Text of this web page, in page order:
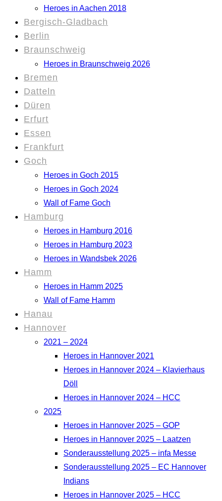
Heroes in Aachen 2018
Bergisch-Gladbach
Berlin
Braunschweig
Heroes in Braunschweig 2026
Bremen
Datteln
Düren
Erfurt
Essen
Frankfurt
Goch
Heroes in Goch 2015
Heroes in Goch 2024
Wall of Fame Goch
Hamburg
Heroes in Hamburg 2016
Heroes in Hamburg 2023
Heroes in Wandsbek 2026
Hamm
Heroes in Hamm 2025
Wall of Fame Hamm
Hanau
Hannover
2021 – 2024
Heroes in Hannover 2021
Heroes in Hannover 2024 – Klavierhaus
Döll
Heroes in Hannover 2024 – HCC
2025
Heroes in Hannover 2025 – GOP
Heroes in Hannover 2025 – Laatzen
Sonderausstellung 2025 – infa Messe
Sonderausstellung 2025 – EC Hannover
Indians
Heroes in Hannover 2025 – HCC